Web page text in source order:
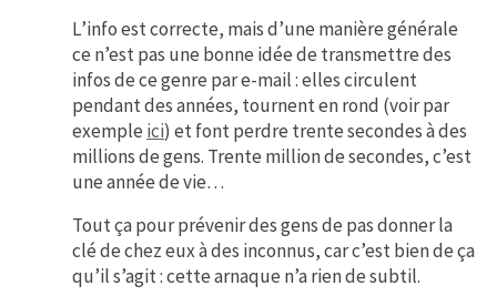
L’info est correcte, mais d’une manière générale
ce n’est pas une bonne idée de transmettre des
infos de ce genre par e-mail : elles circulent
pendant des années, tournent en rond (voir par
exempleici) et font perdre trente secondes à des
millions de gens. Trente million de secondes, c’est
une année de vie…
Tout ça pour prévenir des gens de pas donner la
clé de chez eux à des inconnus, car c’est bien de ça
qu’il s’agit : cette arnaque n’a rien de subtil.